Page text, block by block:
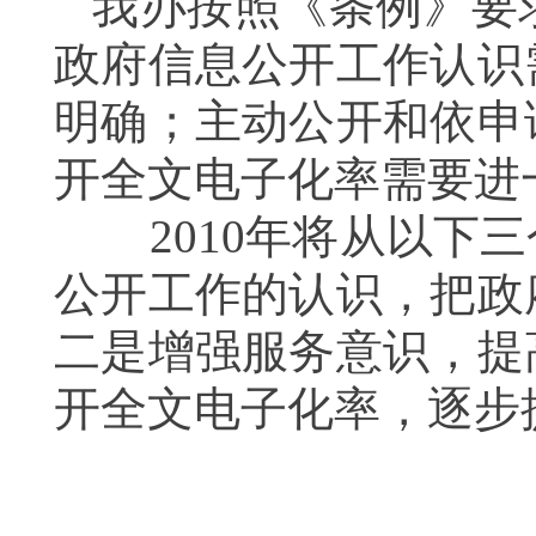
政府信息公开工作认
明确；主动公开和依
开全文电子化率需要进
2010年将从以下三
公开工作的认识，把
二是增强服务意识，
开全文电子化率，逐